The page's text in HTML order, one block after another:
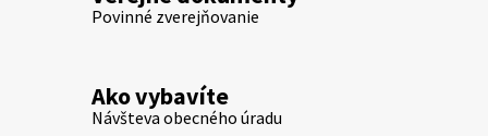
Povinné zverejňovanie
Ako vybavíte
Návšteva obecného úradu